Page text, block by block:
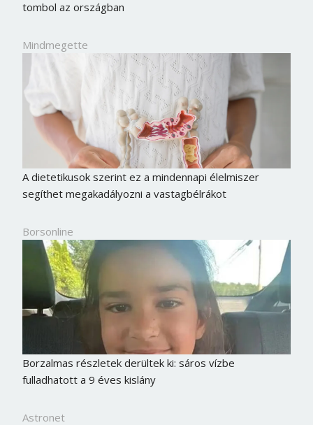
tombol az országban
Mindmegette
A dietetikusok szerint ez a mindennapi élelmiszer
segíthet megakadályozni a vastagbélrákot
Borsonline
Borzalmas részletek derültek ki: sáros vízbe
fulladhatott a 9 éves kislány
Astronet
Borsonline bejelentkezés
E-mail cím vagy felhasználónév